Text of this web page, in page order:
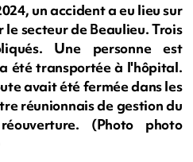
un accident a eu lieu sur
secteur de Beaulieu. Trois
Une personne est
été transportée à l'hôpital.
avait été fermée dans les
réunionnais de gestion du
(Photo photo